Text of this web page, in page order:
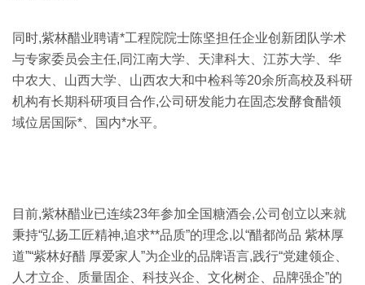
同时,紫林醋业聘请*工程院院士陈坚担任企业创新团队学术
与专家委员会主任,同江南大学、天津科大、江苏大学、华
中农大、山西大学、山西农大和中检科等20余所高校及科研
机构有长期科研项目合作,公司研发能力在固态发酵食醋领
域位居国际*、国内*水平。
目前,紫林醋业已连续23年参加全国糖酒会,公司创立以来就
秉持“弘扬工匠精神,追求**品质”的理念,以“醋都尚品 紫林厚
道”“紫林好醋 厚爱家人”为企业的品牌语言,践行“党建领企、
人才立企、质量固企、科技兴企、文化树企、品牌强企”的